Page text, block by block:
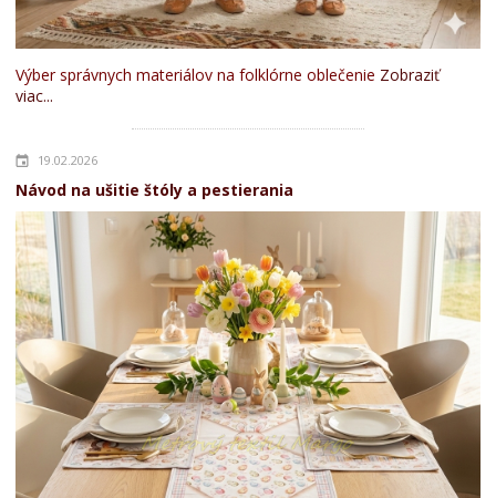
Výber správnych materiálov na folklórne oblečenie Zobraziť
viac...
19.02.2026
Návod na ušitie štóly a pestierania